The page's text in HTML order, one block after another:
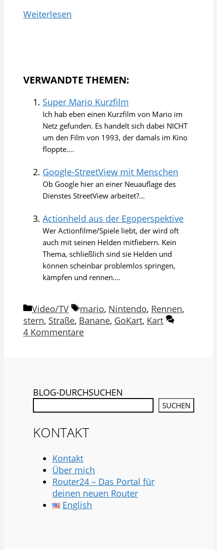
Weiterlesen
VERWANDTE THEMEN:
Super Mario Kurzfilm
Ich hab eben einen Kurzfilm von Mario im
Netz gefunden. Es handelt sich dabei NICHT
um den Film von 1993, der damals im Kino
floppte....
Google-StreetView mit Menschen
Ob Google hier an einer Neuauflage des
Dienstes StreetView arbeitet?...
Actionheld aus der Egoperspektive
Wer Actionfilme/Spiele liebt, der wird oft
auch mit seinen Helden mitfiebern. Kein
Thema, schließlich sind sie Helden und
können scheinbar problemlos springen,
kämpfen und rennen....
Kategorien
Video/TV Schlagwörter
mario, Nintendo, Rennen,
stern, Straße, Banane, GoKart, Kart
4 Kommentare
BLOG-DURCHSUCHEN
SUCHEN
KONTAKT
Kontakt
Über mich
Router24 – Das Portal für
deinen neuen Router
English